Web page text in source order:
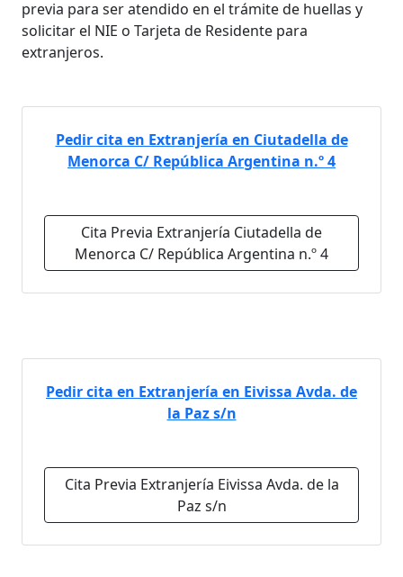
previa para ser atendido en el trámite de huellas y
solicitar el NIE o Tarjeta de Residente para
extranjeros.
Pedir cita en Extranjería en Ciutadella de
Menorca C/ República Argentina n.º 4
Cita Previa Extranjería Ciutadella de
Menorca C/ República Argentina n.º 4
Pedir cita en Extranjería en Eivissa Avda. de
la Paz s/n
Cita Previa Extranjería Eivissa Avda. de la
Paz s/n